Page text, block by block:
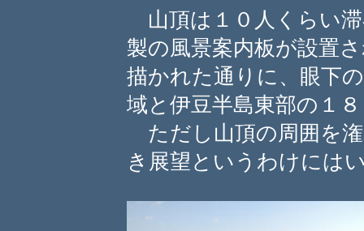
山頂は１０人くらい
製の風景案内板が設置
描かれた通りに、眼下
域と伊豆半島東部の１
ただし山頂の周囲を
き展望というわけには